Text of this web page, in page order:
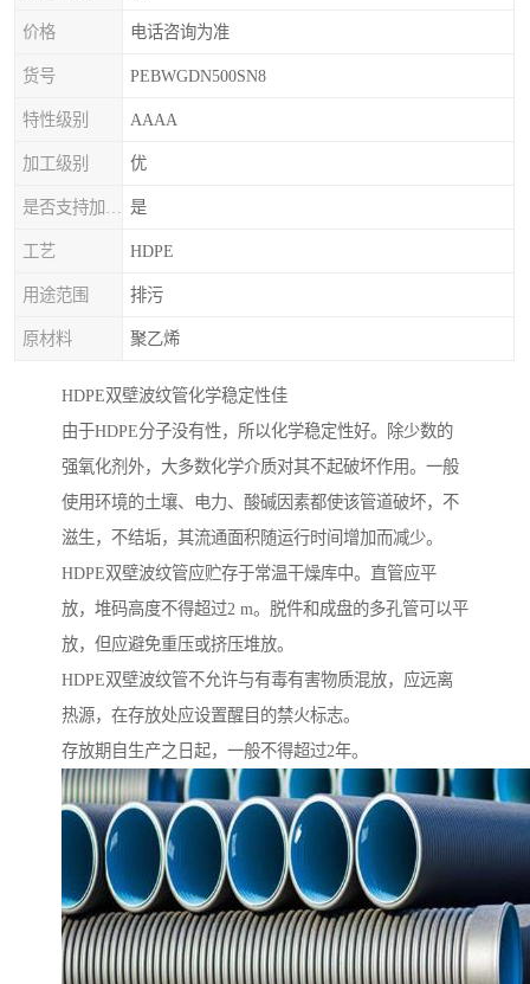
价格 电话咨询为准
货号 PEBWGDN500SN8
特性级别 AAAA
加工级别 优
是
工艺 HDPE
用途范围 排污
原材料 聚乙烯
HDPE双壁波纹管化学稳定性佳
由于HDPE分子没有性，所以化学稳定性好。除少数的
强氧化剂外，大多数化学介质对其不起破坏作用。一般
使用环境的土壤、电力、酸碱因素都使该管道破坏，不
滋生，不结垢，其流通面积随运行时间增加而减少。
HDPE双壁波纹管应贮存于常温干燥库中。直管应平
放，堆码高度不得超过2 m。脱件和成盘的多孔管可以平
放，但应避免重压或挤压堆放。
HDPE双壁波纹管不允许与有毒有害物质混放，应远离
热源，在存放处应设置醒目的禁火标志。
存放期自生产之日起，一般不得超过2年。